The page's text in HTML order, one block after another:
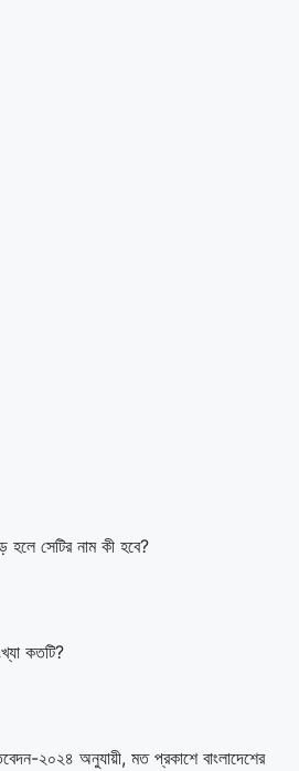
হলে সেটির নাম কী হবে?
কতটি?
২০২৪ অনুযায়ী, মত প্রকাশে বাংলাদেশের